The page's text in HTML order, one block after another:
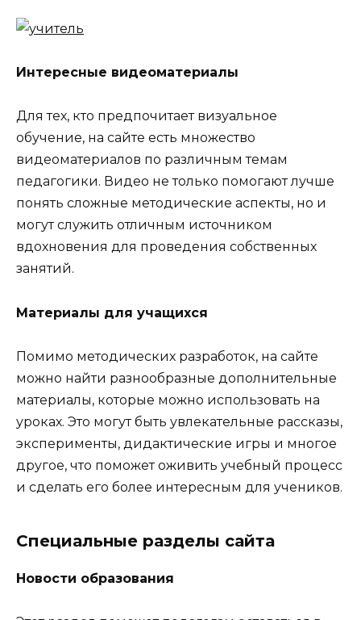
Интересные видеоматериалы
Для тех, кто предпочитает визуальное
обучение, на сайте есть множество
видеоматериалов по различным темам
педагогики. Видео не только помогают лучше
понять сложные методические аспекты, но и
могут служить отличным источником
вдохновения для проведения собственных
занятий.
Материалы для учащихся
Помимо методических разработок, на сайте
можно найти разнообразные дополнительные
материалы, которые можно использовать на
уроках. Это могут быть увлекательные рассказы,
эксперименты, дидактические игры и многое
другое, что поможет оживить учебный процесс
и сделать его более интересным для учеников.
Специальные разделы сайта
Новости образования